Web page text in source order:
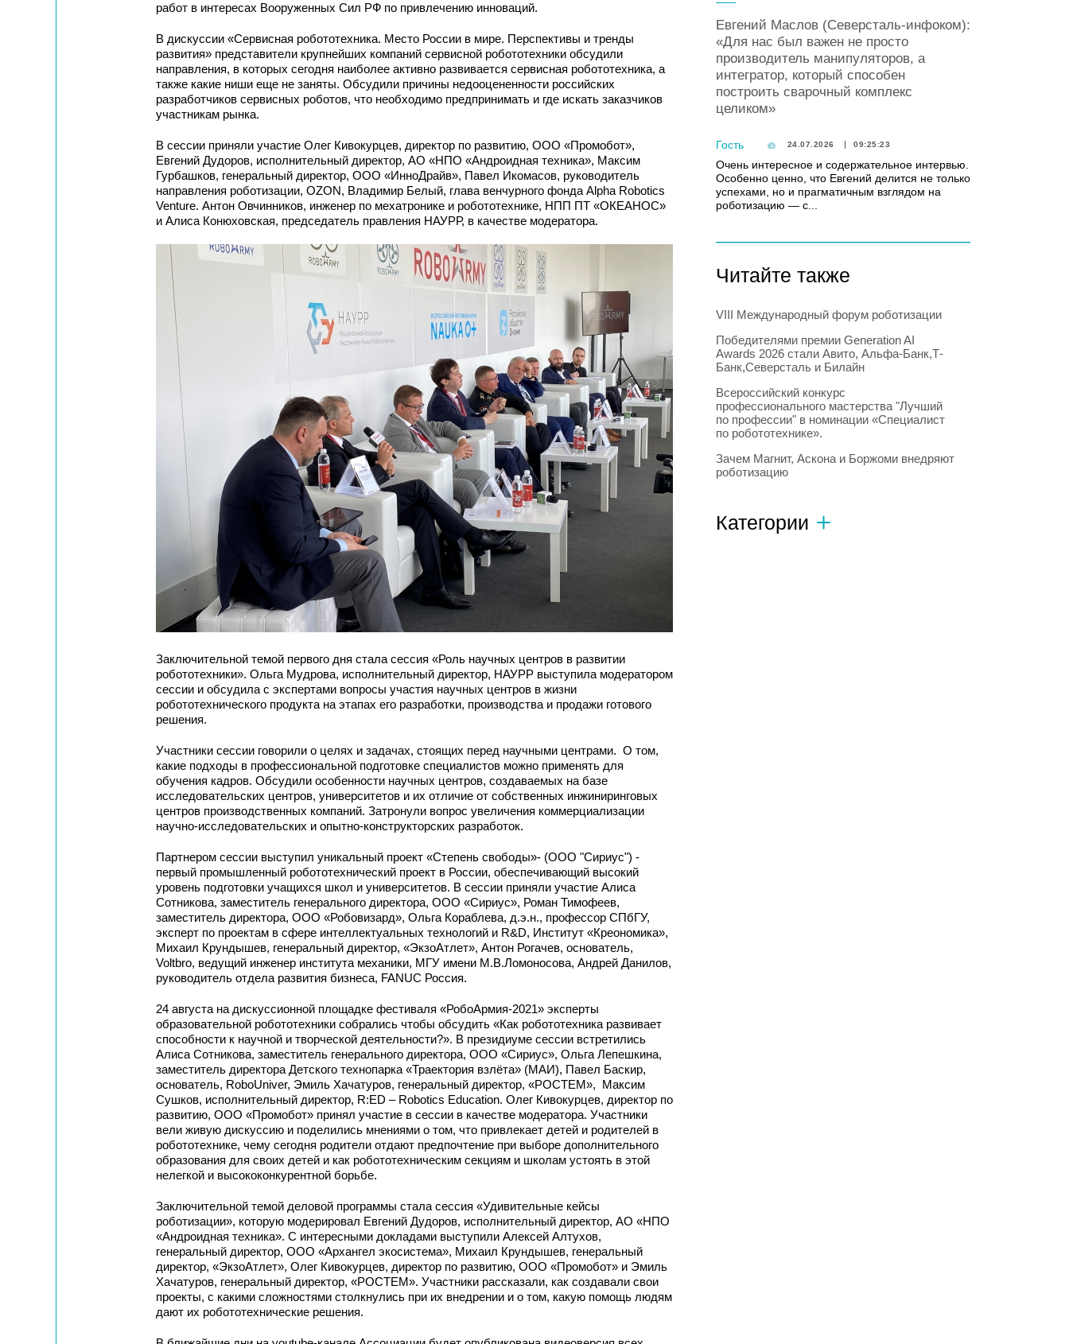
работ в интересах Вооруженных Сил РФ по привлечению инноваций.
В дискуссии «Сервисная робототехника. Место России в мире. Перспективы и тренды
развития» представители крупнейших компаний сервисной робототехники обсудили
направления, в которых сегодня наиболее активно развивается сервисная робототехника, а
также какие ниши еще не заняты. Обсудили причины недооцененности российских
разработчиков сервисных роботов, что необходимо предпринимать и где искать заказчиков
участникам рынка.
В сессии приняли участие Олег Кивокурцев, директор по развитию, ООО «Промобот»,
Евгений Дудоров, исполнительный директор, АО «НПО «Андроидная техника», Максим
Гурбашков, генеральный директор, ООО «ИнноДрайв», Павел Икомасов, руководитель
направления роботизации, OZON, Владимир Белый, глава венчурного фонда Alpha Robotics
Venture. Антон Овчинников, инженер по мехатронике и робототехнике, НПП ПТ «ОКЕАНОС»
и Алиса Конюховская, председатель правления НАУРР, в качестве модератора.
Заключительной темой первого дня стала сессия «Роль научных центров в развитии
робототехники». Ольга Мудрова, исполнительный директор, НАУРР выступила модератором
сессии и обсудила с экспертами вопросы участия научных центров в жизни
робототехнического продукта на этапах его разработки, производства и продажи готового
решения.
Участники сессии говорили о целях и задачах, стоящих перед научными центрами. О том,
какие подходы в профессиональной подготовке специалистов можно применять для
обучения кадров. Обсудили особенности научных центров, создаваемых на базе
исследовательских центров, университетов и их отличие от собственных инжиниринговых
центров производственных компаний. Затронули вопрос увеличения коммерциализации
научно-исследовательских и опытно-конструкторских разработок.
Партнером сессии выступил уникальный проект «Степень свободы»- (ООО "Сириус") -
первый промышленный робототехнический проект в России, обеспечивающий высокий
уровень подготовки учащихся школ и университетов. В сессии приняли участие Алиса
Сотникова, заместитель генерального директора, ООО «Сириус», Роман Тимофеев,
заместитель директора, ООО «Робовизард», Ольга Кораблева, д.э.н., профессор СПбГУ,
эксперт по проектам в сфере интеллектуальных технологий и R&D, Институт «Креономика»,
Михаил Крундышев, генеральный директор, «ЭкзоАтлет», Антон Рогачев, основатель,
Voltbro, ведущий инженер института механики, МГУ имени М.В.Ломоносова, Андрей Данилов,
руководитель отдела развития бизнеса, FANUC Россия.
24 августа на дискуссионной площадке фестиваля «РобоАрмия-2021» эксперты
образовательной робототехники собрались чтобы обсудить «Как робототехника развивает
способности к научной и творческой деятельности?». В президиуме сессии встретились
Алиса Сотникова, заместитель генерального директора, ООО «Сириус», Ольга Лепешкина,
заместитель директора Детского технопарка «Траектория взлёта» (МАИ), Павел Баскир,
основатель, RoboUniver, Эмиль Хачатуров, генеральный директор, «РОСТЕМ», Максим
Сушков, исполнительный директор, R:ED – Robotics Education. Олег Кивокурцев, директор по
развитию, ООО «Промобот» принял участие в сессии в качестве модератора. Участники
вели живую дискуссию и поделились мнениями о том, что привлекает детей и родителей в
робототехнике, чему сегодня родители отдают предпочтение при выборе дополнительного
образования для своих детей и как робототехническим секциям и школам устоять в этой
нелегкой и высококонкурентной борьбе.
Заключительной темой деловой программы стала сессия «Удивительные кейсы
роботизации», которую модерировал Евгений Дудоров, исполнительный директор, АО «НПО
«Андроидная техника». С интересными докладами выступили Алексей Алтухов,
генеральный директор, ООО «Архангел экосистема», Михаил Крундышев, генеральный
директор, «ЭкзоАтлет», Олег Кивокурцев, директор по развитию, ООО «Промобот» и Эмиль
Хачатуров, генеральный директор, «РОСТЕМ». Участники рассказали, как создавали свои
проекты, с какими сложностями столкнулись при их внедрении и о том, какую помощь людям
дают их робототехнические решения.
Евгений Маслов (Северсталь-инфоком):
«Для нас был важен не просто
производитель манипуляторов, а
интегратор, который способен
построить сварочный комплекс
целиком»
Гость 24.07.2026 09:25:23
Очень интересное и содержательное интервью.
Особенно ценно, что Евгений делится не только
успехами, но и прагматичным взглядом на
роботизацию — с...
Читайте также
VIII Международный форум роботизации
Победителями премии Generation AI
Awards 2026 стали Авито, Альфа-Банк,Т-
Банк,Северсталь и Билайн
Всероссийский конкурс
профессионального мастерства "Лучший
по профессии" в номинации «Специалист
по робототехнике».
Зачем Магнит, Аскона и Боржоми внедряют
роботизацию
Категории